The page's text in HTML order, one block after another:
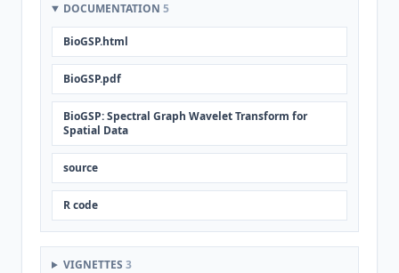
DOCUMENTATION 5
BioGSP.html
BioGSP.pdf
BioGSP: Spectral Graph Wavelet Transform for
Spatial Data
source
R code
VIGNETTES 3